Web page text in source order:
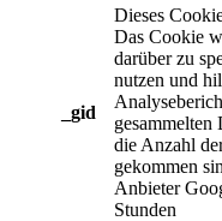
_gid
Dieses
Das Cookie
darüber zu
nutzen und
gesammelten
die Anzahl
gekommen
Anbieter
Stunden